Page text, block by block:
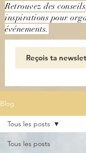
Retrouvez des
inspirations pour
événements.
Blog
Tous les posts
Tous les posts